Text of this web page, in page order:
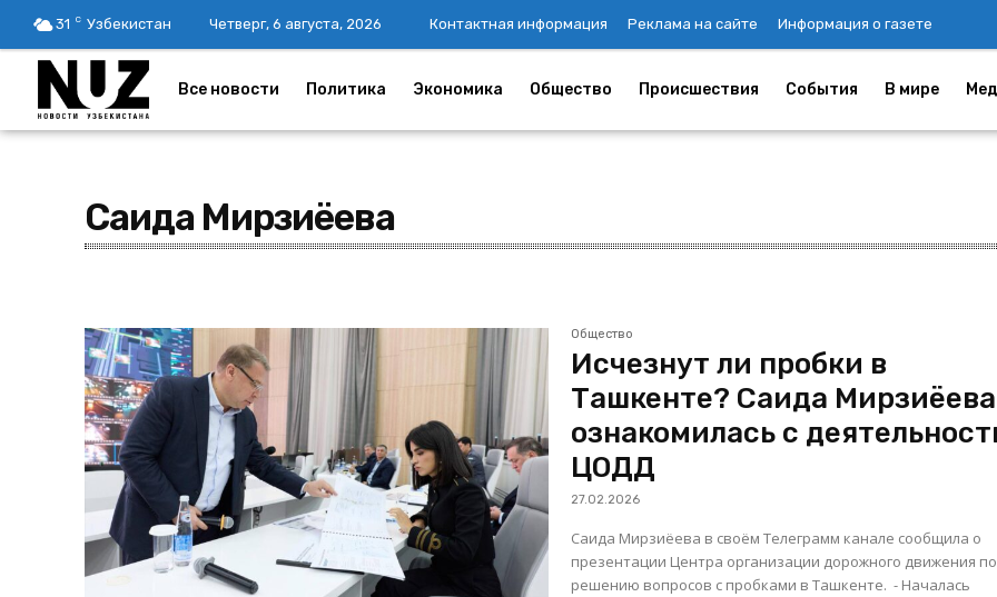
31 C Узбекистан Четверг, 6 августа, 2026 Контактная информация Реклама на сайте Информация о газете
Все новости Политика Экономика Общество Происшествия События В мире
Саида Мирзиёева
Общество
Исчезнут ли пробки в
Ташкенте? Саида Мирзиёева
ознакомилась с
ЦОДД
27.02.2026
Саида Мирзиёева в своём Телеграмм канале сообщила о
презентации Центра организации дорожного движения по
решению вопросов с пробками в Ташкенте. - Началась